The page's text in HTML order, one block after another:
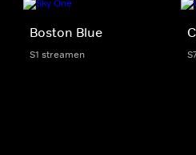
Boston Blue
S1 streamen